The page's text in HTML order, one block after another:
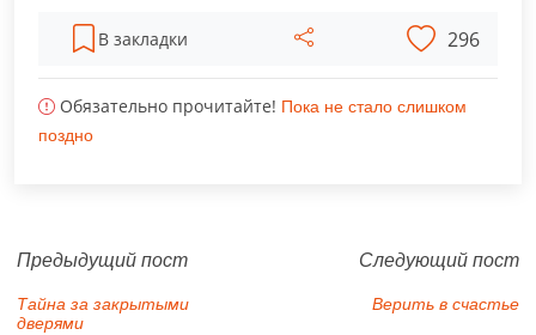
В закладки 296
Обязательно прочитайте! Пока не стало слишком
поздно
Предыдущий пост
Тайна за закрытыми
дверями
Следующий пост
Верить в счастье